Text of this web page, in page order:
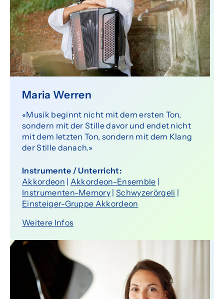
Senioren
Über uns
Organisation
Team
Dokumente
Förderverein
Agenda
Maria Werren
«Musik beginnt nicht mit dem ersten Ton,
sondern mit der Stille davor und endet nicht
mit dem letzten Ton, sondern mit dem Klang
der Stille danach.»
Instrumente / Unterricht:
Akkordeon | Akkordeon-Ensemble |
Instrumenten-Memory |Schwyzerörgeli |
Einsteiger-Gruppe Akkordeon
Weitere Infos